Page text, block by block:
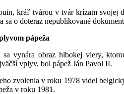
kráľ tvárou v tvár krízam svojej
sa o doteraz nepublikované
pápeža
sa vynára obraz hlbokej viery,
vplyv, bol pápež Ján Pavol II.
zvolenia v roku 1978 videl
v roku 1981.